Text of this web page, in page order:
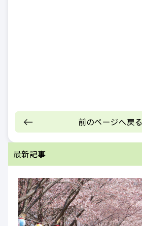
前のページへ戻る
最新記事